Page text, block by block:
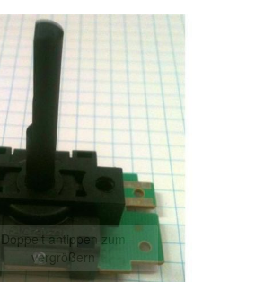
Doppelt antippen zum
vergrößern